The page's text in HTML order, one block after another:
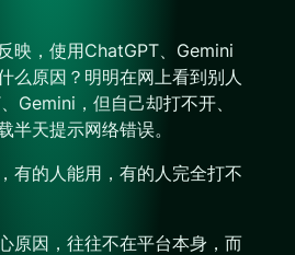
映，使用ChatGPT、Gemini
么原因？明明在网上看到别人
Gemini，但自己却打不开、
半天提示网络错误。
有的人能用，有的人完全打不
原因，往往不在平台本身，而